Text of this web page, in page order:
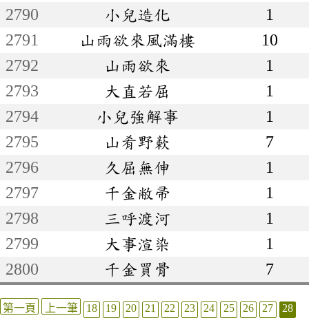
2790
小兒造化
1
2791
山雨欲來風滿樓
10
2792
山雨欲來
1
2793
大直若屈
1
2794
小兒強解事
1
2795
山肴野蔌
7
2796
久屈無伸
1
2797
千金敝帚
1
2798
三呼渡河
1
2799
大事渲染
1
2800
千金買骨 7
第一頁 上一筆 18 19 20 21 22 23 24 25 26 27 28